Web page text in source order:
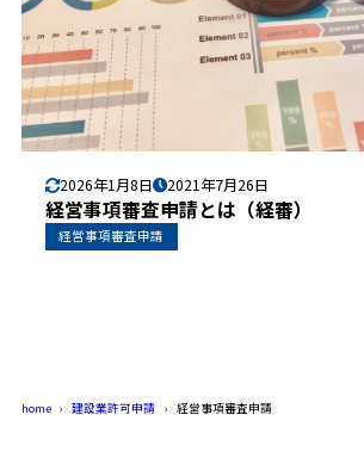
2026年1月8日 2021年7月26日
経営事項審査申請とは（経審）
経営事項審査申請
home 建設業許可申請 経営事項審査申請